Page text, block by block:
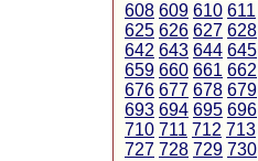
608 609 610 611
625 626 627 628
642 643 644 645
659 660 661 662
676 677 678 679
693 694 695 696
710 711 712 713
727 728 729 730